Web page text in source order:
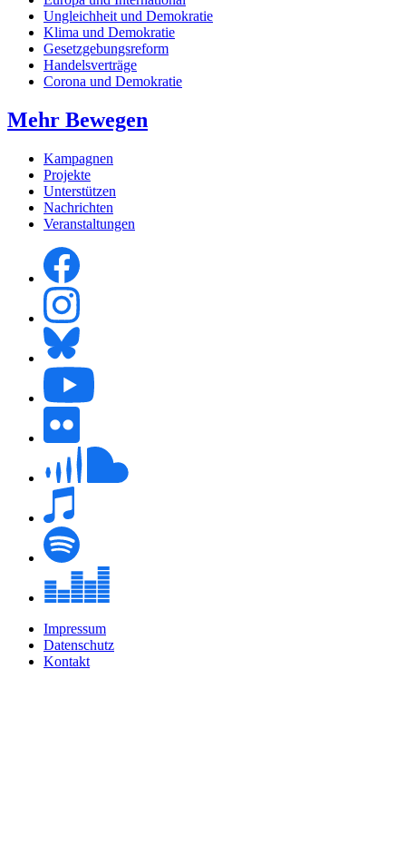
Ungleichheit und Demokratie
Klima und Demokratie
Gesetzgebungsreform
Handelsverträge
Corona und Demokratie
Mehr Bewegen
Kampagnen
Projekte
Unterstützen
Nachrichten
Veranstaltungen
Impressum
Datenschutz
Kontakt